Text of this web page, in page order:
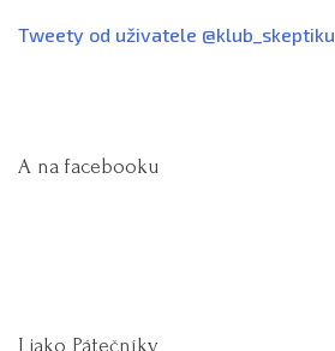
Tweety od uživatele @klub_skeptiku
A na facebooku
I jako Pátečníky